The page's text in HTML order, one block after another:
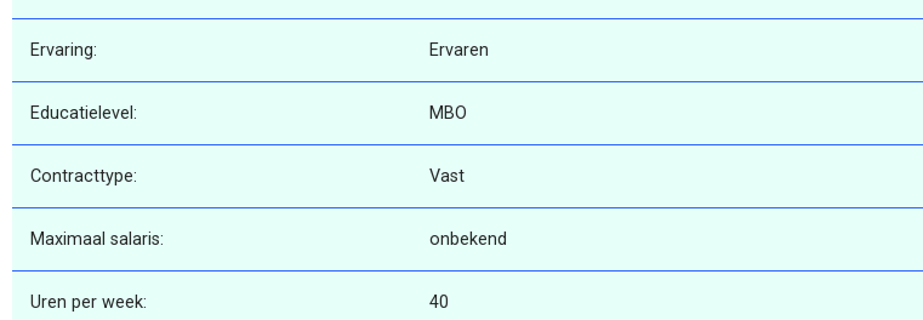
Ervaring: Ervaren
Educatielevel: MBO
Contracttype: Vast
Maximaal salaris: onbekend
Uren per week: 40